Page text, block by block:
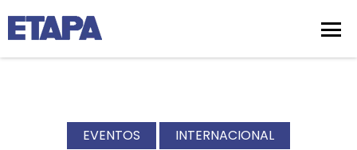
EVENTOS INTERNACIONAL